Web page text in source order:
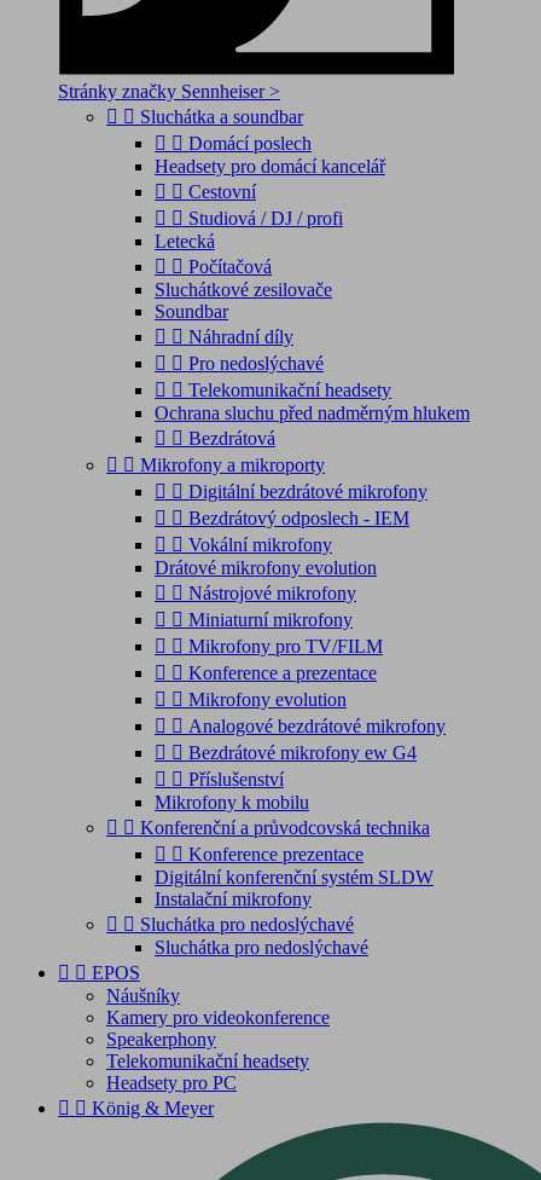
Stránky značky Sennheiser >
  Sluchátka a soundbar
  Domácí poslech
Headsety pro domácí kancelář
  Cestovní
  Studiová / DJ / profi
Letecká
  Počítačová
Sluchátkové zesilovače
Soundbar
  Náhradní díly
  Pro nedoslýchavé
  Telekomunikační headsety
Ochrana sluchu před nadměrným hlukem
  Bezdrátová
  Mikrofony a mikroporty
  Digitální bezdrátové mikrofony
  Bezdrátový odposlech - IEM
  Vokální mikrofony
Drátové mikrofony evolution
  Nástrojové mikrofony
  Miniaturní mikrofony
  Mikrofony pro TV/FILM
  Konference a prezentace
  Mikrofony evolution
  Analogové bezdrátové mikrofony
  Bezdrátové mikrofony ew G4
  Příslušenství
Mikrofony k mobilu
  Konferenční a průvodcovská technika
  Konference prezentace
Digitální konferenční systém SLDW
Instalační mikrofony
  Sluchátka pro nedoslýchavé
Sluchátka pro nedoslýchavé
  EPOS
Náušníky
Kamery pro videokonference
Speakerphony
Telekomunikační headsety
Headsety pro PC
  König & Meyer